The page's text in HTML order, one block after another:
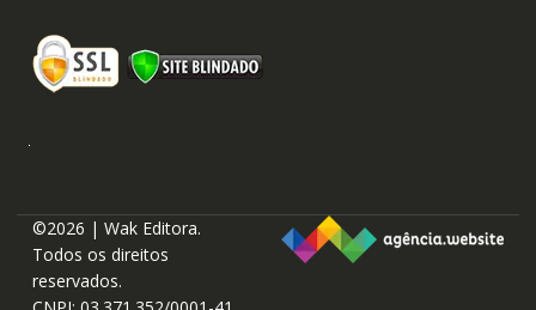
©2026 | Wak Editora.
Todos os direitos
reservados.